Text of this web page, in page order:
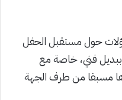
حول مستقبل الحفل
ببديل فني، خاصة مع
مسبقا من طرف الجهة